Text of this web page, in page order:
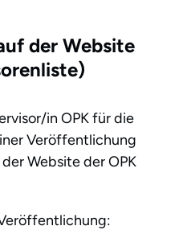
der Website
in OPK für die
Veröffentlichung
Website der OPK